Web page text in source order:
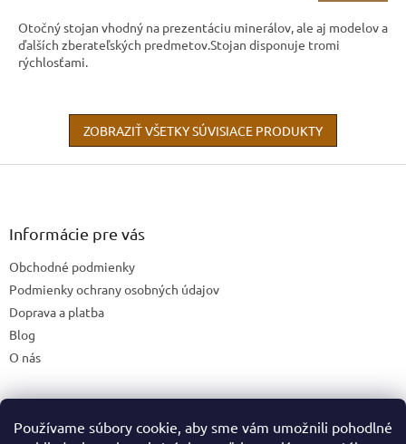
Používame súbory cookie, aby sme vám umožnili pohodlné
Otočný stojan vhodný na prezentáciu minerálov, ale aj modelov a
ďalších zberateľských predmetov.Stojan disponuje tromi
rýchlosťami.
ZOBRAZIŤ VŠETKY SÚVISIACE PRODUKTY
Z
Informácie pre vás
Obchodné podmienky
Podmienky ochrany osobných údajov
Doprava a platba
Blog
O nás
České stránky